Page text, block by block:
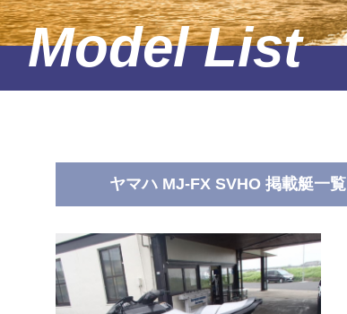
ヤマハ MJ-FX SVHO 掲載艇一覧